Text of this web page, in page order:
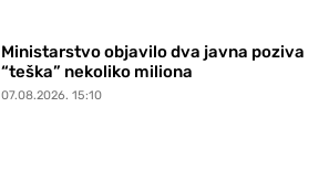
Ministarstvo objavilo dva javna poziva
“teška” nekoliko miliona
07.08.2026. 15:10